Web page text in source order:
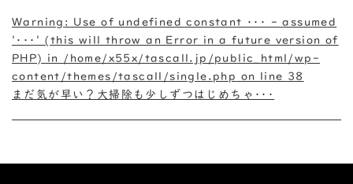
Warning : Use of undefined constant ･･･ - assumed
'･･･' (this will throw an Error in a future version of
PHP) in
/home/x55x/tascall.jp/public_html/wp-
content/themes/tascall/single.php on line 38
まだ気が早い？大掃除も少しずつはじめちゃ･･･